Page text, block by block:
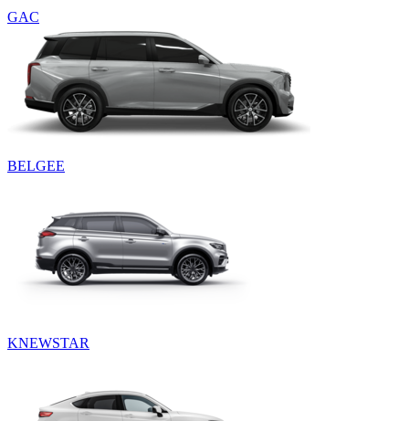
GAC
BELGEE
KNEWSTAR